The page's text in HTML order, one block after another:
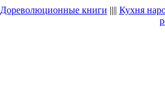
Дореволюционные книги |||| Кухня